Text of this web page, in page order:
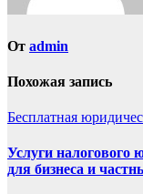
От admin
Похожая запись
Бесплатная
Услуги налогового
для бизнеса и